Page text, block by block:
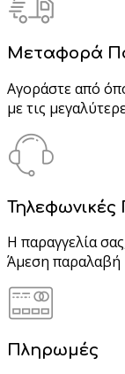
Μεταφορά
Αγοράστε από
με τις
Τηλεφωνικές
Η παραγγελία
Άμεση παραλαβή
Πληρωμές